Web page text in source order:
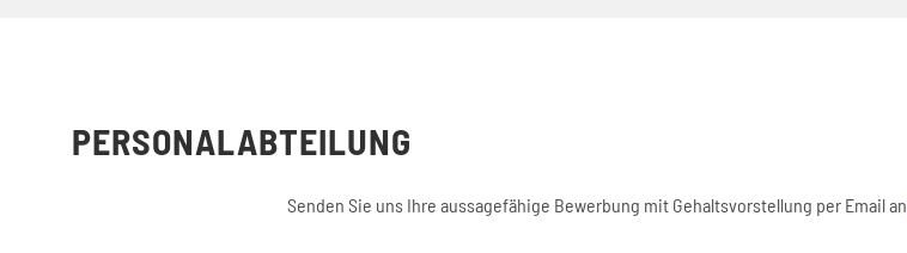
PERSONALABTEILUNG
Senden Sie uns Ihre aussagefähige Bewerbung mit Gehaltsvorstellung per Email an